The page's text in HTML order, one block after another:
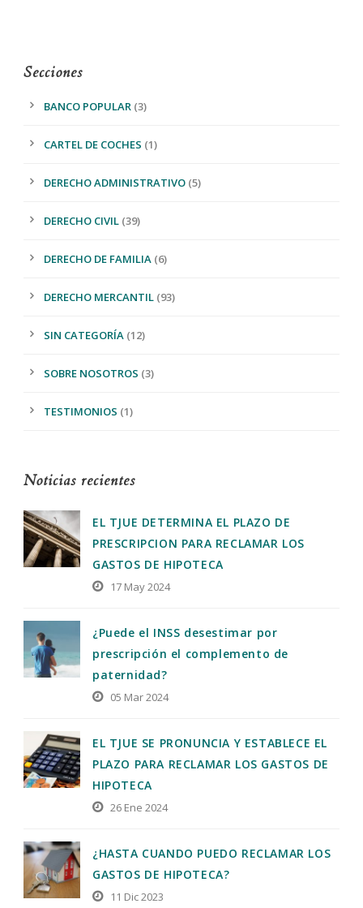
Secciones
BANCO POPULAR (3)
CARTEL DE COCHES (1)
DERECHO ADMINISTRATIVO (5)
DERECHO CIVIL (39)
DERECHO DE FAMILIA (6)
DERECHO MERCANTIL (93)
SIN CATEGORÍA (12)
SOBRE NOSOTROS (3)
TESTIMONIOS (1)
Noticias recientes
EL TJUE DETERMINA EL PLAZO DE
PRESCRIPCION PARA RECLAMAR LOS
GASTOS DE HIPOTECA
17 May 2024
¿Puede el INSS desestimar por
prescripción el complemento de
paternidad?
05 Mar 2024
EL TJUE SE PRONUNCIA Y ESTABLECE EL
PLAZO PARA RECLAMAR LOS GASTOS DE
HIPOTECA
26 Ene 2024
¿HASTA CUANDO PUEDO RECLAMAR LOS
GASTOS DE HIPOTECA?
11 Dic 2023